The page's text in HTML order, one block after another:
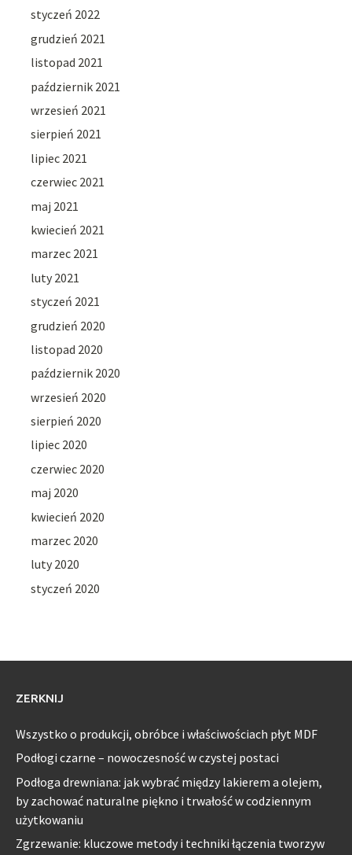
styczeń 2022
grudzień 2021
listopad 2021
październik 2021
wrzesień 2021
sierpień 2021
lipiec 2021
czerwiec 2021
maj 2021
kwiecień 2021
marzec 2021
luty 2021
styczeń 2021
grudzień 2020
listopad 2020
październik 2020
wrzesień 2020
sierpień 2020
lipiec 2020
czerwiec 2020
maj 2020
kwiecień 2020
marzec 2020
luty 2020
styczeń 2020
ZERKNIJ
Wszystko o produkcji, obróbce i właściwościach płyt MDF
Podłogi czarne – nowoczesność w czystej postaci
Podłoga drewniana: jak wybrać między lakierem a olejem,
by zachować naturalne piękno i trwałość w codziennym
użytkowaniu
Zgrzewanie: kluczowe metody i techniki łączenia tworzyw